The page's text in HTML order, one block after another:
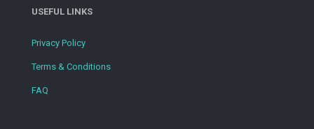
USEFUL LINKS
Privacy Policy
Terms & Conditions
FAQ